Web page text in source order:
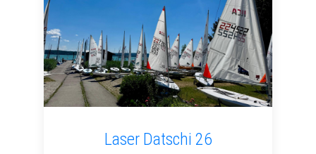
Laser Datschi 26